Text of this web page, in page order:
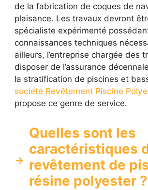
de la fabrication de coques de
plaisance. Les travaux devront
spécialiste expérimenté
connaissances techniques
ailleurs, l’entreprise chargée des
disposer de l’assurance
la stratification de piscines et
société Revêtement Piscine
propose ce genre de service.
Quelles sont les
caractéristiques
revêtement de
résine polyester ?